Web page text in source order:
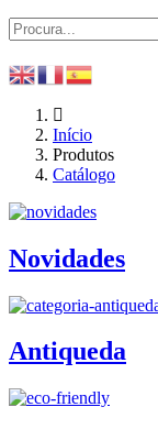
Início
Produtos
Catálogo
Novidades
Antiqueda